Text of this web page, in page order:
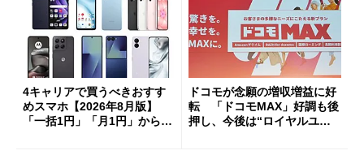
4キャリアで買うべきおすす
めスマホ【2026年8月版】
「一括1円」「月1円」からお
ドコモが念願の増収増益に好
転 「ドコモMAX」好調も後
押し、今後は“ロイヤルユー